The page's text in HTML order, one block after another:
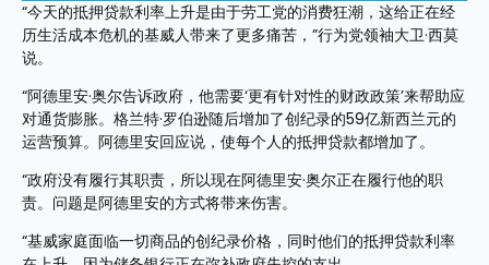
“今天的抵押贷款利率上升是由于劳工党的消费狂潮，这给正在经
历生活成本危机的基威人带来了更多痛苦，”行为党领袖大卫·西莫
说。
“阿德里安·奥尔告诉政府，他需要‘更有针对性的财政政策’来帮助应
对通货膨胀。格兰特·罗伯逊随后增加了创纪录的59亿新西兰元的
运营预算。阿德里安回应说，使每个人的抵押贷款都增加了。
“政府没有履行其职责，所以现在阿德里安·奥尔正在履行他的职
责。问题是阿德里安的方式将带来伤害。
“基威家庭面临一切商品的创纪录价格，同时他们的抵押贷款利率